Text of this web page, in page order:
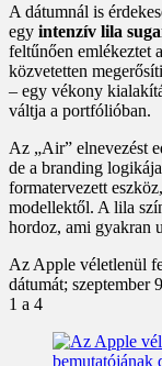
A dátumnál is
egy intenzív lila
feltűnően emlékeztet
közvetetten
– egy vékony
váltja a portfólióban.
Az „Air” elnevezést
de a branding
formatervezett
modellektől. A lila
hordoz, ami gyakran
Az Apple véletlenül
dátumát; szeptember
1 a 4